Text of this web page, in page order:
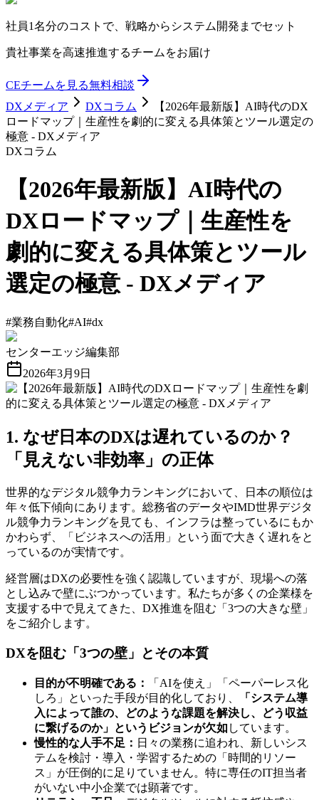
社員1名分のコストで、戦略からシステム開発までセット
貴社事業を高速推進するチームをお届け
CEチームを見る無料相談
DXメディア
DXコラム
【2026年最新版】AI時代のDX
ロードマップ｜生産性を劇的に変える具体策とツール選定の
極意 - DXメディア
DXコラム
【2026年最新版】AI時代の
DXロードマップ｜生産性を
劇的に変える具体策とツール
選定の極意 - DXメディア
#業務自動化#AI#dx
センターエッジ編集部
2026年3月9日
1. なぜ日本のDXは遅れているのか？
「見えない非効率」の正体
世界的なデジタル競争力ランキングにおいて、日本の順位は
年々低下傾向にあります。総務省のデータやIMD世界デジタ
ル競争力ランキングを見ても、インフラは整っているにもか
かわらず、「ビジネスへの活用」という面で大きく遅れをと
っているのが実情です。
経営層はDXの必要性を強く認識していますが、現場への落
とし込みで壁にぶつかっています。私たちが多くの企業様を
支援する中で見えてきた、DX推進を阻む「3つの大きな壁」
をご紹介します。
DXを阻む「3つの壁」とその本質
目的が不明確である：
「AIを使え」「ペーパーレス化
しろ」といった手段が目的化しており、
「システム導
入によって誰の、どのような課題を解決し、どう収益
に繋げるのか」というビジョンが欠如 しています。
慢性的な人手不足： 日々の業務に追われ、新しいシス
テムを検討・導入・学習するための「時間的リソー
ス」が圧倒的に足りていません。特に専任のIT担当者
がいない中小企業では顕著です。